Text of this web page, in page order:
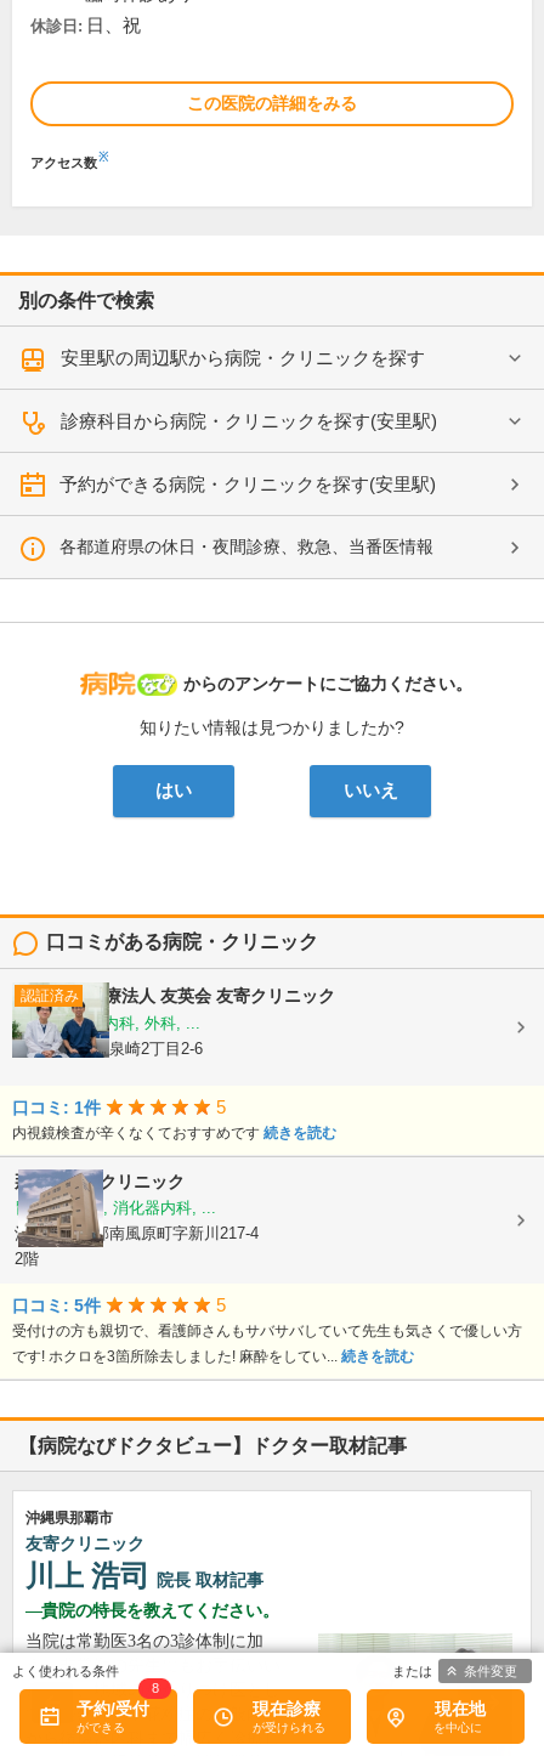
休診日: 日、祝
この医院の詳細をみる
アクセス数※
別の条件で検索
安里駅の周辺駅から病院・クリニックを探す
診療科目から病院・クリニックを探す(安里駅)
予約ができる病院・クリニックを探す(安里駅)
各都道府県の休日・夜間診療、救急、当番医情報
病院なび
からのアンケートにご協力ください。
知りたい情報は見つかりましたか?
はい いいえ
口コミがある病院・クリニック
認証済み 医療法人 友英会 友寄クリニック
内科, 消化器内科, 外科, ...
沖縄県那覇市泉崎2丁目2-6
口コミ: 1件 5
内視鏡検査が辛くなくておすすめです 続きを読む
那覇内視鏡クリニック
胃腸科, 内科, 消化器内科, ...
沖縄県島尻郡南風原町字新川217-4
2階
口コミ: 5件 5
受付けの方も親切で、看護師さんもサバサバしていて先生も気さくで優しい方
です! ホクロを3箇所除去しました! 麻酔をしてい... 続きを読む
【病院なびドクタビュー】ドクター取材記事
沖縄県那覇市
友寄クリニック
川上 浩司 院長 取材記事
貴院の特長を教えてください。
当院は常勤医3名の3診体制に加
え、非常勤の先生にもお手伝いい
ただき、地域のかかりつけ医とし
て、発熱外来や花粉症の一般内科
から循環器内科まで幅広く診療し
予約/受付
8
現在診療 現在地
条件変更